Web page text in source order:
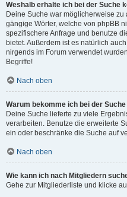
Weshalb erhalte ich bei der Suche
Deine Suche war möglicherweise
gängige Wörter, welche von phpBB
spezifischere Anfrage und benutze
bietet. Außerdem ist es natürlich
nirgends im Forum verwendet
Begriffe!
Nach oben
Warum bekomme ich bei der
Deine Suche lieferte zu viele
verarbeiten. Benutze die erweiterte
ein oder beschränke die Suche auf
Nach oben
Wie kann ich nach Mitgliedern
Gehe zur Mitgliederliste und klicke